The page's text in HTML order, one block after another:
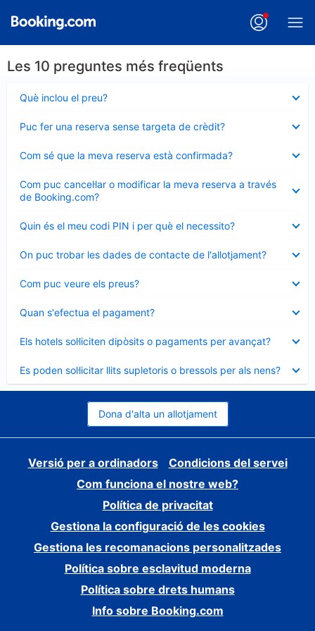
Les 10 preguntes més freqüents
Què inclou el preu?
tancat
Puc fer una reserva sense targeta de crèdit?
tancat
Com sé que la meva reserva està confirmada?
tancat
Com puc cancel·lar o modificar la meva reserva a través
de Booking.com?
tancat
Quin és el meu codi PIN i per què el necessito?
tancat
On puc trobar les dades de contacte de l'allotjament?
tancat
Com puc veure els preus?
tancat
Quan s'efectua el pagament?
tancat
Els hotels sol·liciten dipòsits o pagaments per avançat?
tancat
Es poden sol·licitar llits supletoris o bressols per als nens?
tancat
Dona d'alta un allotjament
Versió per a ordinadors
Condicions del servei
Com funciona el nostre web?
Política de privacitat
Gestiona la configuració de les cookies
Gestiona les recomanacions personalitzades
Política sobre esclavitud moderna
Política sobre drets humans
Info sobre Booking.com